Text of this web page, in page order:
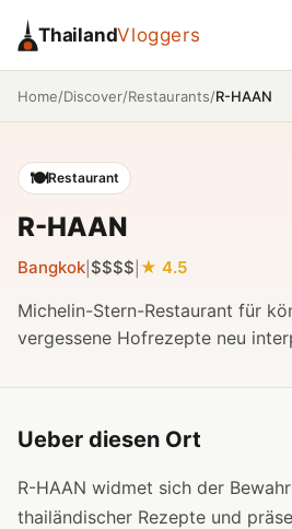
ThailandVloggers
Home/Discover/Restaurants/R-HAAN
🍽️Restaurant
R-HAAN
Bangkok $$$$ 4.5
Michelin-Stern-Restaurant für
vergessene Hofrezepte neu
Ueber diesen Ort
R-HAAN widmet sich der
thailändischer Rezepte und